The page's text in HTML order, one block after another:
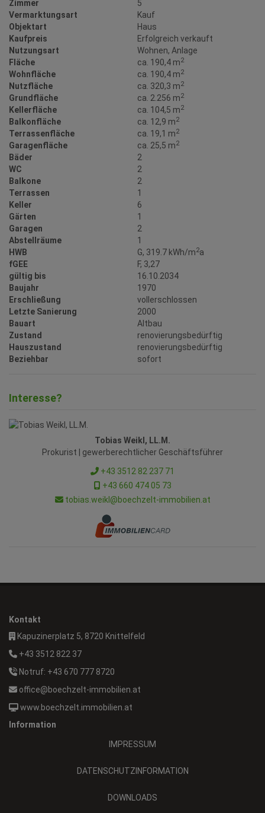
Zimmer
5
Vermarktungsart
Kauf
Objektart
Haus
Kaufpreis
Erfolgreich verkauft
Nutzungsart
Wohnen Anlage
Fläche
ca. 190,4 m2
Wohnfläche ca. 190,4 m2
Nutzfläche ca. 320,3 m2
Grundfläche ca. 2.256 m2
Kellerfläche ca. 104,5 m2
Balkonfläche ca. 12,9 m2
Terrassenfläche ca. 19,1 m2
Garagenfläche ca. 25,5 m2
Bäder
2
WC
2
Balkone
2
Terrassen
1
Keller
6
Gärten
1
Garagen
2
Abstellräume
1
HWB
G, 319.7 kWh/m2a
fGEE
F, 3,27
gültig bis
16.10.2034
Baujahr
1970
Erschließung
vollerschlossen
Letzte Sanierung
2000
Bauart
Altbau
Zustand
renovierungsbedürftig
Hauszustand
renovierungsbedürftig
Beziehbar
sofort
Interesse?
Tobias Weikl, LL.M.
Prokurist | gewerberechtlicher Geschäftsführer
+43 3512 82 237 71
+43 660 474 05 73
tobias.weikl@boechzelt-immobilien.at
Kontakt
Kapuzinerplatz 5, 8720 Knittelfeld
+43 3512 822 37
Notruf: +43 670 777 8720
office@boechzelt-immobilien.at
www.boechzelt.immobilien.at
Information
IMPRESSUM
DATENSCHUTZINFORMATION
DOWNLOADS